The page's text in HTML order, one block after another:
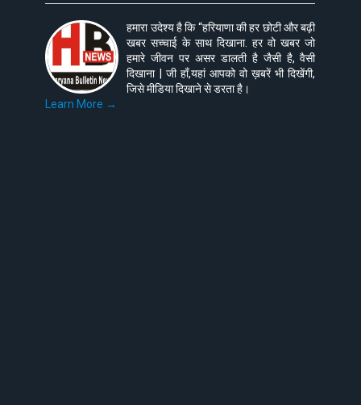
हमारा उदेश्य है कि “हरियाणा की हर छोटी और बढ़ी
खबर सच्चाई के साथ दिखाना. हर वो खबर जो
हमारे जीवन पर असर डालती है जैसी है, वैसी
दिखाना | जी हाँ,यहां आपको वो ख़बरें भी दिखेंगी,
जिसे मीडिया दिखाने से डरता है।
Learn More →